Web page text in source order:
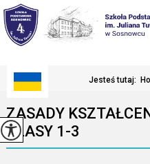
Jesteś tutaj:
ZASADY
KLASY 1-3